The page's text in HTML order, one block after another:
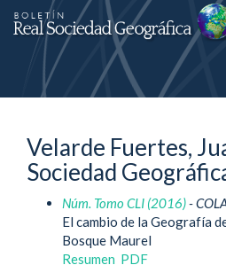
Salto
rápiso
a
página
de
contenido
Navegación
Velarde Fuertes,
Sociedad
Núm. Tomo CLI (2016)-
El cambio de la Geografía
Bosque Maurel
Resumen PDF